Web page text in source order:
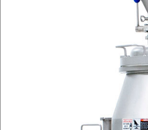
INDUSTRIAS